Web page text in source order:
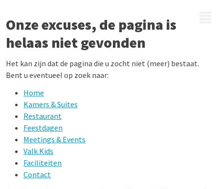
Onze excuses, de pagina is
helaas niet gevonden
Het kan zijn dat de pagina die u zocht niet (meer) bestaat.
Bent u eventueel op zoek naar:
Home
Kamers & Suites
Restaurant
Feestdagen
Meetings & Events
Valk Kids
Faciliteiten
Contact